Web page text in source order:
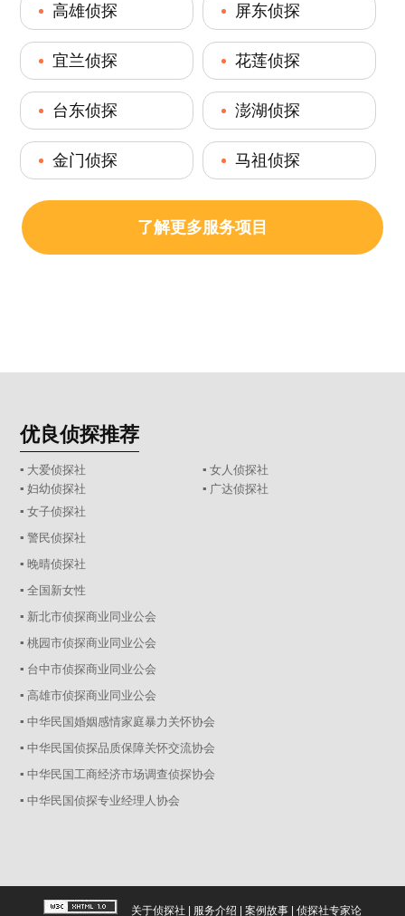
高雄侦探 屏东侦探
宜兰侦探 花莲侦探
台东侦探 澎湖侦探
金门侦探 马祖侦探
了解更多服务项目
优良侦探推荐
▪ 大爱侦探社
▪ 女人侦探社
▪ 妇幼侦探社
▪ 广达侦探社
▪ 女子侦探社
▪ 警民侦探社
▪ 晚晴侦探社
▪ 全国新女性
▪ 新北市侦探商业同业公会
▪ 桃园市侦探商业同业公会
▪ 台中市侦探商业同业公会
▪ 高雄市侦探商业同业公会
▪ 中华民国婚姻感情家庭暴力关怀协会
▪ 中华民国侦探品质保障关怀交流协会
▪ 中华民国工商经济市场调查侦探协会
▪ 中华民国侦探专业经理人协会
关于侦探社 | 服务介绍 | 案例故事| 侦探社专家论